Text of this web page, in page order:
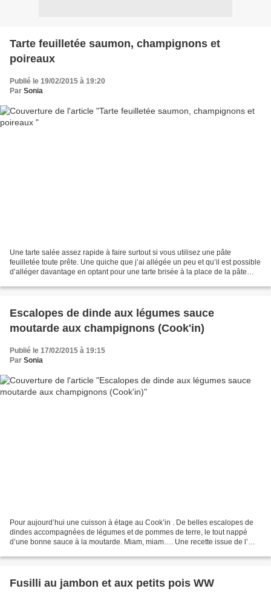
Tarte feuilletée saumon, champignons et
poireaux
Publié le 19/02/2015 à 19:20
Par Sonia
Une tarte salée assez rapide à faire surtout si vous utilisez une pâte
feuilletée toute prête. Une quiche que j’ai allégée un peu et qu’il est possible
d’alléger davantage en optant pour une tarte brisée à la place de la pâte
Escalopes de dinde aux légumes sauce
moutarde aux champignons (Cook'in)
Publié le 17/02/2015 à 19:15
Par Sonia
Pour aujourd’hui une cuisson à étage au Cook’in . De belles escalopes de
dindes accompagnées de légumes et de pommes de terre, le tout nappé
d’une bonne sauce à la moutarde. Miam, miam…. Une recette issue de l’
Fusilli au jambon et aux petits pois WW